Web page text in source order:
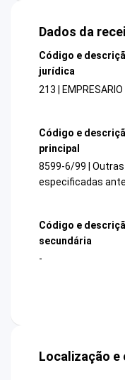
Dados da
Código e
jurídica
213 | EMPRESARIO
Código e
principal
8599-6/99 |
especificadas
Código e
secundária
-
Localização